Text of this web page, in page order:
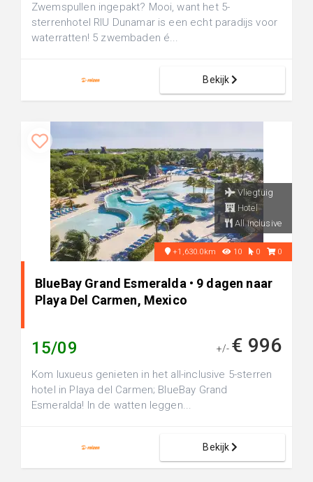
Zwemspullen ingepakt? Mooi, want het 5-
sterrenhotel RIU Dunamar is een echt paradijs voor
waterratten! 5 zwembaden é...
Bekijk
Vliegtuig
Hotel
All inclusive
+1,630.0km 10 0 0
BlueBay Grand Esmeralda • 9 dagen naar
Playa Del Carmen, Mexico
15/09 +/- € 996
Kom luxueus genieten in het all-inclusive 5-sterren
hotel in Playa del Carmen; BlueBay Grand
Esmeralda! In de watten leggen...
Bekijk